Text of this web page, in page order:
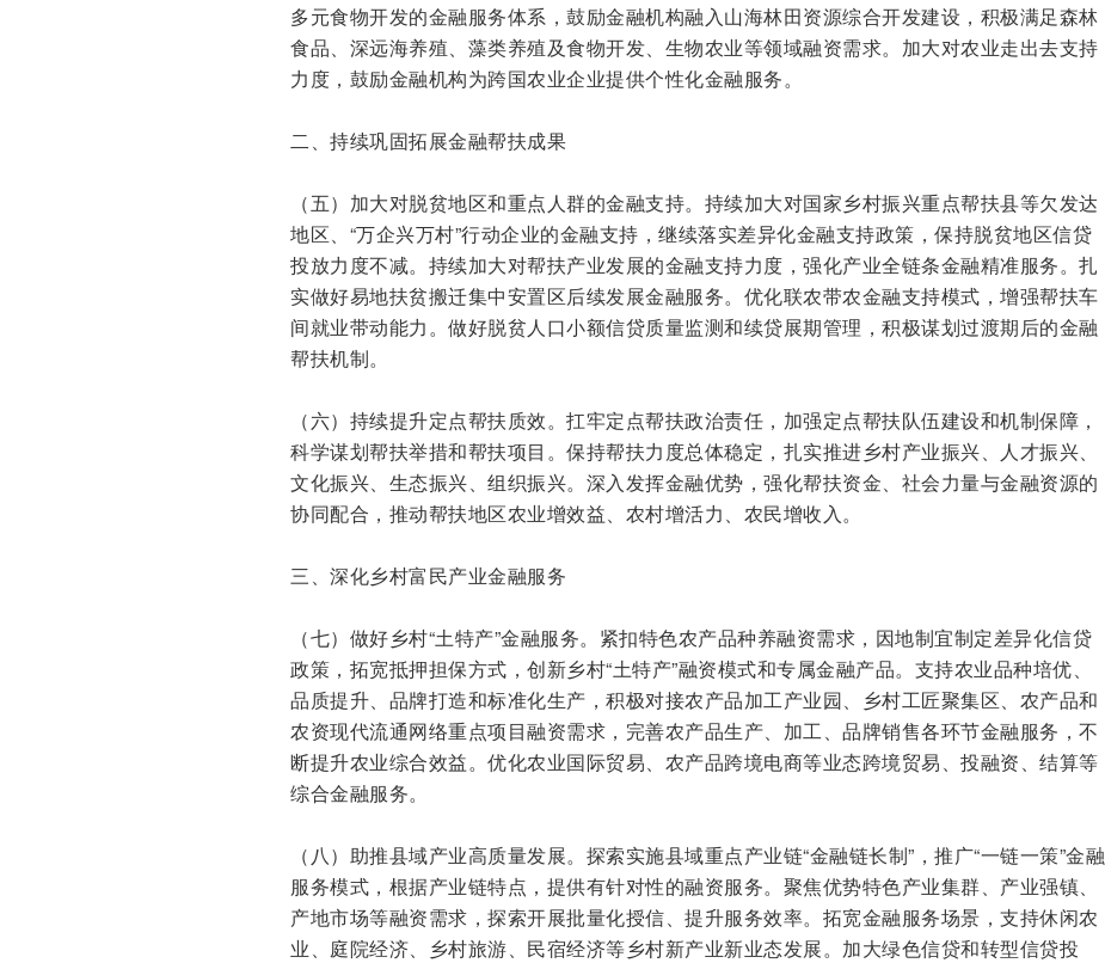
多元食物开发的金融服务体系，鼓励金融机构融入山海林田资源综合开发建设，积极满足森林
食品、深远海养殖、藻类养殖及食物开发、生物农业等领域融资需求。加大对农业走出去支持
力度，鼓励金融机构为跨国农业企业提供个性化金融服务。
二、持续巩固拓展金融帮扶成果
（五）加大对脱贫地区和重点人群的金融支持。持续加大对国家乡村振兴重点帮扶县等欠发达
地区、“万企兴万村”行动企业的金融支持，继续落实差异化金融支持政策，保持脱贫地区信贷
投放力度不减。持续加大对帮扶产业发展的金融支持力度，强化产业全链条金融精准服务。扎
实做好易地扶贫搬迁集中安置区后续发展金融服务。优化联农带农金融支持模式，增强帮扶车
间就业带动能力。做好脱贫人口小额信贷质量监测和续贷展期管理，积极谋划过渡期后的金融
帮扶机制。
（六）持续提升定点帮扶质效。扛牢定点帮扶政治责任，加强定点帮扶队伍建设和机制保障，
科学谋划帮扶举措和帮扶项目。保持帮扶力度总体稳定，扎实推进乡村产业振兴、人才振兴、
文化振兴、生态振兴、组织振兴。深入发挥金融优势，强化帮扶资金、社会力量与金融资源的
协同配合，推动帮扶地区农业增效益、农村增活力、农民增收入。
三、深化乡村富民产业金融服务
（七）做好乡村“土特产”金融服务。紧扣特色农产品种养融资需求，因地制宜制定差异化信贷
政策，拓宽抵押担保方式，创新乡村“土特产”融资模式和专属金融产品。支持农业品种培优、
品质提升、品牌打造和标准化生产，积极对接农产品加工产业园、乡村工匠聚集区、农产品和
农资现代流通网络重点项目融资需求，完善农产品生产、加工、品牌销售各环节金融服务，不
断提升农业综合效益。优化农业国际贸易、农产品跨境电商等业态跨境贸易、投融资、结算等
综合金融服务。
（八）助推县域产业高质量发展。探索实施县域重点产业链“金融链长制”，推广“一链一策”金融
服务模式，根据产业链特点，提供有针对性的融资服务。聚焦优势特色产业集群、产业强镇、
产地市场等融资需求，探索开展批量化授信、提升服务效率。拓宽金融服务场景，支持休闲农
业、庭院经济、乡村旅游、民宿经济等乡村新产业新业态发展。加大绿色信贷和转型信贷投